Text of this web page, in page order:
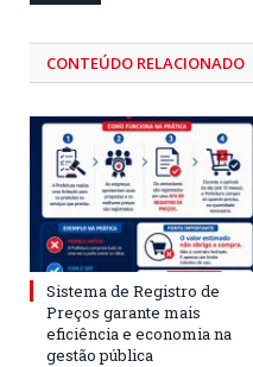
CONTEÚDO RELACIONADO
Sistema de Registro de
Preços garante mais
eficiência e economia na
gestão pública